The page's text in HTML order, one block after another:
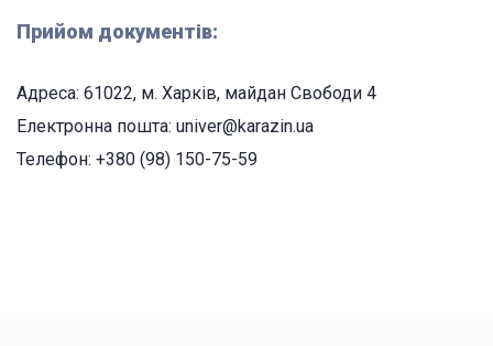
Прийом документів:
Адреса: 61022, м. Харків, майдан Свободи 4
Електронна пошта: univer@karazin.ua
Телефон: +380 (98) 150-75-59